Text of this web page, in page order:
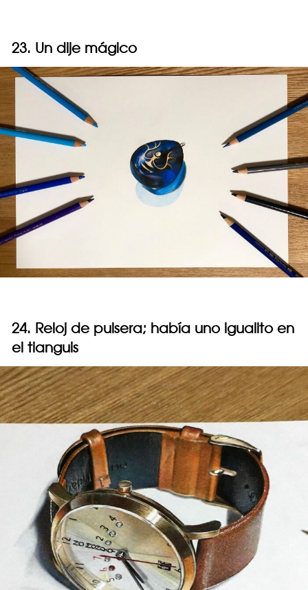
23. Un dije mágico
24. Reloj de pulsera; había uno igualito en
el tianguis